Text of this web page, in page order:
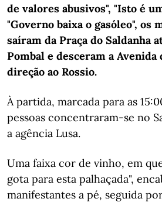
de valores abusivos", "Isto é
"Governo baixa o gasóleo", os
saíram da Praça do Saldanha
Pombal e desceram a
direção ao Rossio.
À partida, marcada para as
pessoas concentraram-se no
a agência Lusa.
Uma faixa cor de vinho, em
gota para esta palhaçada",
manifestantes a pé, seguida